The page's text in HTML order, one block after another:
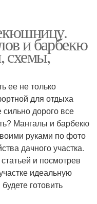
и барбекю
схемы,
ее не только
для отдыха
дорого все
Мангалы и барбекю
руками по фото
дачного участка.
и посмотрев
идеальную
готовить